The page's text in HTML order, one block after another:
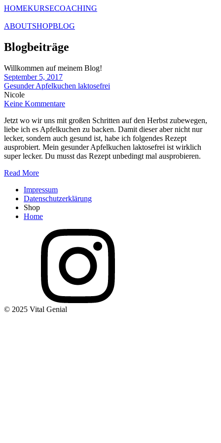
HOMEKURSECOACHING
ABOUTSHOPBLOG
Blogbeiträge
Willkommen auf meinem Blog!
September 5, 2017
Gesunder Apfelkuchen laktosefrei
Nicole
Keine Kommentare
Jetzt wo wir uns mit großen Schritten auf den Herbst zubewegen,
liebe ich es Apfelkuchen zu backen. Damit dieser aber nicht nur
lecker, sondern auch gesund ist, habe ich folgendes Rezept
ausprobiert. Mein gesunder Apfelkuchen laktosefrei ist wirklich
super lecker. Du musst das Rezept unbedingt mal ausprobieren.
Read More
Impressum
Datenschutzerklärung
Shop
Home
© 2025 Vital Genial